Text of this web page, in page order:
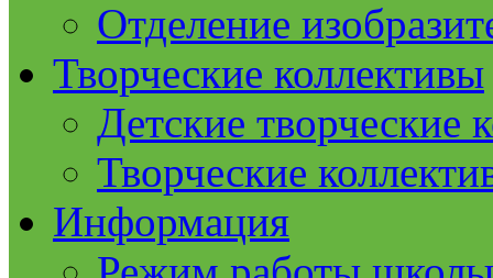
Отделение
Творческие коллективы
Детские творческие
Творческие
Информация